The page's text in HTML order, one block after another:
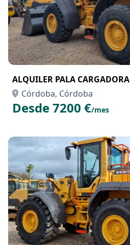
ALQUILER PALA
Córdoba, Córdoba
Desde 7200 €/mes